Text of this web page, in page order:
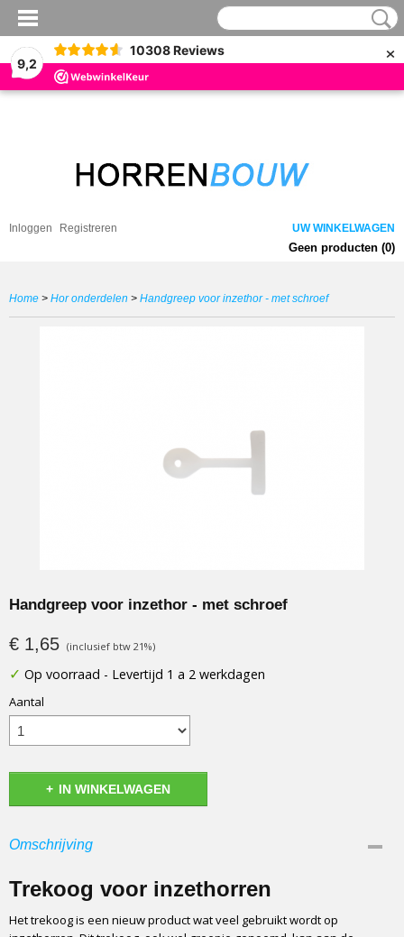
9,2
10308 Reviews ×
Inloggen Registreren UW WINKELWAGEN
Geen producten (0)
Home > Hor onderdelen > Handgreep voor inzethor - met schroef
Handgreep voor inzethor - met schroef
€ 1,65 (inclusief btw 21%)
✓ Op voorraad - Levertijd 1 a 2 werkdagen
Aantal
IN WINKELWAGEN
Omschrijving
Trekoog voor inzethorren
Het trekoog is een nieuw product wat veel gebruikt wordt op